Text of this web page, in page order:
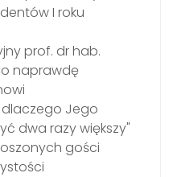
I roku
prof. dr hab.
naprawdę
Jego
dwa razy większy"
gości